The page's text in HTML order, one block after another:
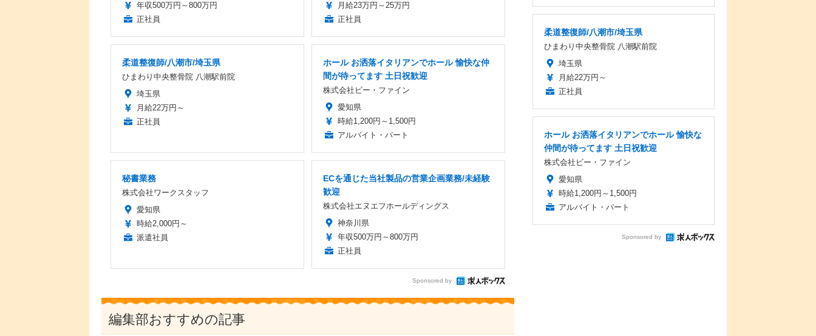
年収500万円～800万円
正社員
月給23万円～25万円
正社員
柔道整復師/八潮市/埼玉県
ひまわり中央整骨院 八潮駅前院
埼玉県
月給22万円～
正社員
ホール お洒落イタリアンでホール 愉快な仲
間が待ってます 土日祝歓迎
株式会社ビー・ファイン
愛知県
時給1,200円～1,500円
アルバイト・パート
秘書業務
株式会社ワークスタッフ
愛知県
時給2,000円～
派遣社員
ECを通じた当社製品の営業企画業務/未経験
歓迎
株式会社エヌエフホールディングス
神奈川県
年収500万円～800万円
正社員
Sponsored by
編集部おすすめの記事
柔道整復師/八潮市/埼玉県
ひまわり中央整骨院 八潮駅前院
埼玉県
月給22万円～
正社員
ホール お洒落イタリアンでホール 愉快な
仲間が待ってます 土日祝歓迎
株式会社ビー・ファイン
愛知県
時給1,200円～1,500円
アルバイト・パート
Sponsored by